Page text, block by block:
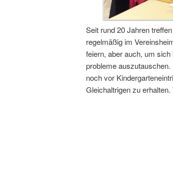
Seit rund 20 Jahren
regelmäßig im
feiern, aber auch, um
probleme
noch vor
Gleichaltrigen zu erhalten.